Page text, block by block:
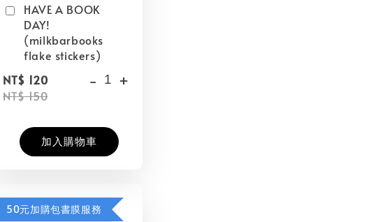
HAVE A BOOK
DAY!
(milkbarbooks
flake stickers)
NT$ 120
NT$ 150
- +
加入購物車
50元加購包書膜服務